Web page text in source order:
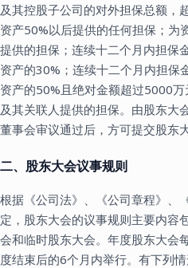
及其控股子公司的对外担保总额，
资产50%以后提供的任何担保；为
提供的担保；连续十二个月内担保
资产的30%；连续十二个月内担保
资产的50%且绝对金额超过5000
及其关联人提供的担保。由股东大
董事会审议通过后，方可提交股东
二、股东大会议事规则
根据《公司法》、《公司章程》、
定，股东大会的议事规则主要内容
会和临时股东大会。年度股东大会
度结束后的6个月内举行。有下列